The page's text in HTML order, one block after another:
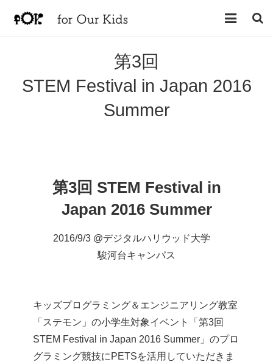
NEWS
第3回
STEM Festival in Japan 2016
Summer
第3回 STEM Festival in
Japan 2016 Summer
2016/9/3 @デジタルハリウッド大学
駿河台キャンパス
キッズプログラミング＆エンジニアリング教室
「ステモン」の小学生対象イベント「第3回
STEM Festival in Japan 2016 Summer」のプロ
グラミング競技にPETSを活用していただきま